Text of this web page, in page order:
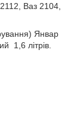
Ваз 2104,
Январ
1,6 літрів.